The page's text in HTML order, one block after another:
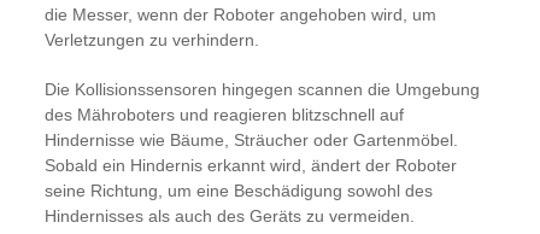
die Messer, wenn der Roboter angehoben wird, um
Verletzungen zu verhindern.
Die Kollisionssensoren hingegen scannen die Umgebung
des Mähroboters und reagieren blitzschnell auf
Hindernisse wie Bäume, Sträucher oder Gartenmöbel.
Sobald ein Hindernis erkannt wird, ändert der Roboter
seine Richtung, um eine Beschädigung sowohl des
Hindernisses als auch des Geräts zu vermeiden.